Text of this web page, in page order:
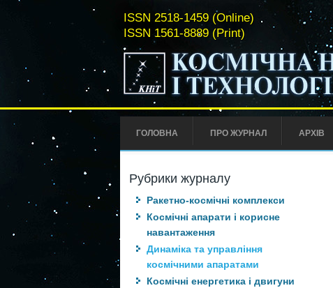
ISSN 2518-1459 (Online)
ISSN 1561-8889 (Print)
ГОЛОВНА ПРО ЖУРНАЛ АРХІВ
Рубрики журналу
Ракетно-космічні комплекси
Космічні апарати і корисне
навантаження
Динаміка та управління
космічними апаратами
Космічні енергетика і двигуни